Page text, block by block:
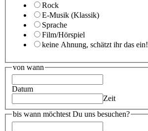
Rock
E-Musik (Klassik)
Sprache
Film/Hörspiel
keine Ahnung, schätzt ihr das ein!
von wann
Datum
Zeit
bis wann möchtest Du uns besuchen?